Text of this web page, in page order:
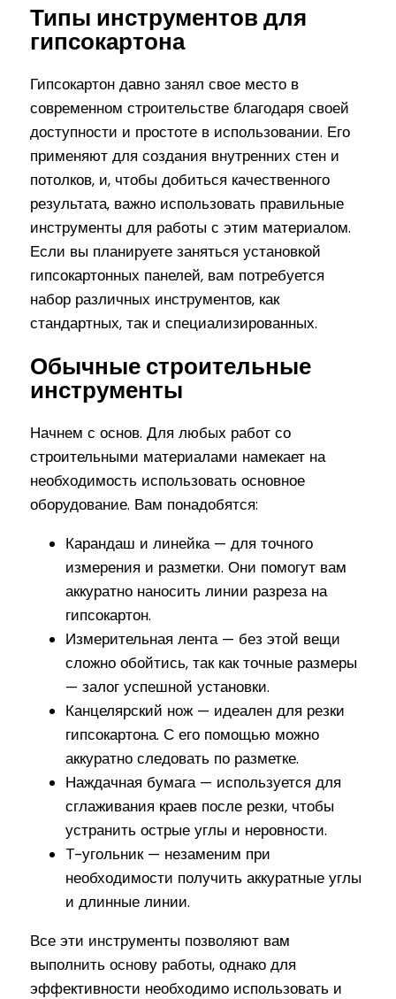
Типы инструментов для
гипсокартона
Гипсокартон давно занял свое место в
современном строительстве благодаря своей
доступности и простоте в использовании. Его
применяют для создания внутренних стен и
потолков, и, чтобы добиться качественного
результата, важно использовать правильные
инструменты для работы с этим материалом.
Если вы планируете заняться установкой
гипсокартонных панелей, вам потребуется
набор различных инструментов, как
стандартных, так и специализированных.
Обычные строительные
инструменты
Начнем с основ. Для любых работ со
строительными материалами намекает на
необходимость использовать основное
оборудование. Вам понадобятся:
Карандаш и линейка — для точного
измерения и разметки. Они помогут вам
аккуратно наносить линии разреза на
гипсокартон.
Измерительная лента — без этой вещи
сложно обойтись, так как точные размеры
— залог успешной установки.
Канцелярский нож — идеален для резки
гипсокартона. С его помощью можно
аккуратно следовать по разметке.
Наждачная бумага — используется для
сглаживания краев после резки, чтобы
устранить острые углы и неровности.
T-угольник — незаменим при
необходимости получить аккуратные углы
и длинные линии.
Все эти инструменты позволяют вам
выполнить основу работы, однако для
эффективности необходимо использовать и